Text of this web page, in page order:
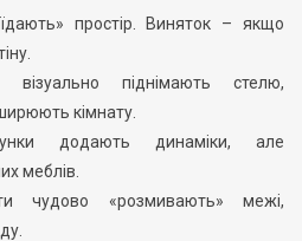
простір. Виняток – якщо
візуально піднімають стелю,
кімнату.
додають динаміки, але
меблів.
чудово «розмивають» межі,